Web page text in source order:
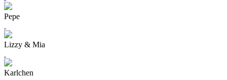
Pepe
Lizzy & Mia
Karlchen